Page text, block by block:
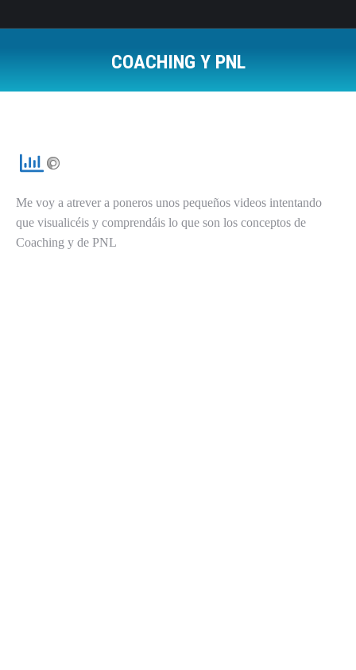
COACHING Y PNL
Me voy a atrever a poneros unos pequeños videos intentando
que visualicéis y comprendáis lo que son los conceptos de
Coaching y de PNL